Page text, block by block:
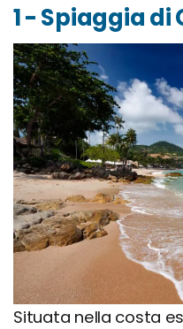
1 - Spiaggia di
Situata nella costa